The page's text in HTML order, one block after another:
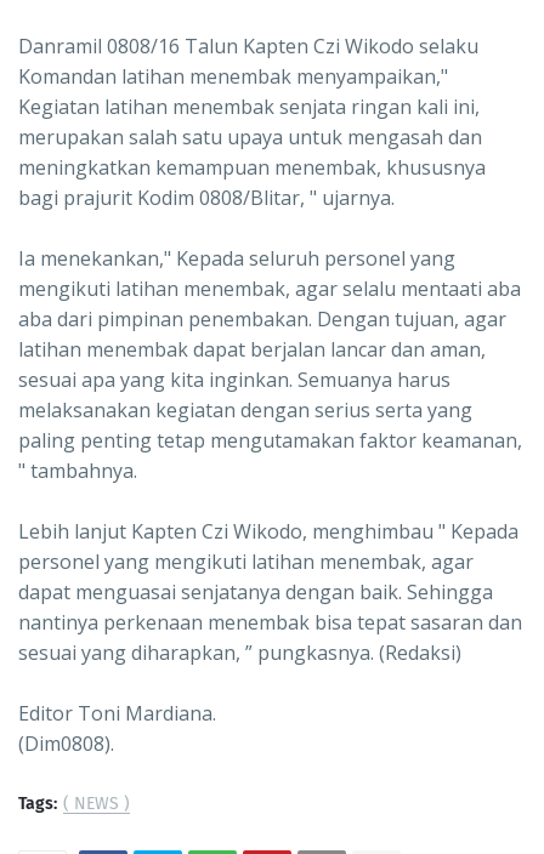
Danramil 0808/16 Talun Kapten Czi Wikodo selaku
Komandan latihan menembak menyampaikan,"
Kegiatan latihan menembak senjata ringan kali ini,
merupakan salah satu upaya untuk mengasah dan
meningkatkan kemampuan menembak, khususnya
bagi prajurit Kodim 0808/Blitar, " ujarnya.
Ia menekankan," Kepada seluruh personel yang
mengikuti latihan menembak, agar selalu mentaati aba
aba dari pimpinan penembakan. Dengan tujuan, agar
latihan menembak dapat berjalan lancar dan aman,
sesuai apa yang kita inginkan. Semuanya harus
melaksanakan kegiatan dengan serius serta yang
paling penting tetap mengutamakan faktor keamanan,
" tambahnya.
Lebih lanjut Kapten Czi Wikodo, menghimbau " Kepada
personel yang mengikuti latihan menembak, agar
dapat menguasai senjatanya dengan baik. Sehingga
nantinya perkenaan menembak bisa tepat sasaran dan
sesuai yang diharapkan, ” pungkasnya. (Redaksi)
Editor Toni Mardiana.
(Dim0808).
Tags: ( NEWS )